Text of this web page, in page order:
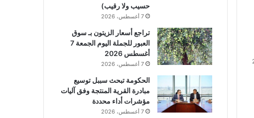
حسيب ولا رقيب)
7 أغسطس، 2026
تراجع أسعار الزيتون بـ سوق
العبور للجملة اليوم الجمعة 7
أغسطس 2026
7 أغسطس، 2026
الحكومة تبحث سببل توسيع
مبادرة القرية المنتجة وفق آليات
مؤشرات أداء محددة
7 أغسطس، 2026